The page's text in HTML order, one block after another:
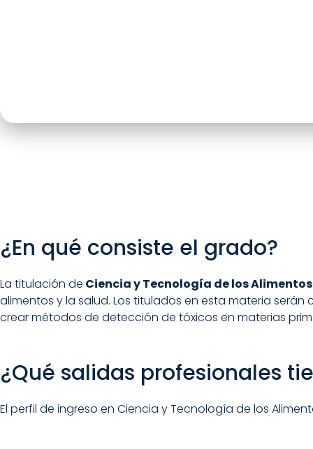
¿En qué consiste el grado?
La titulación de Ciencia y Tecnología de los Alimentos
alimentos y la salud. Los titulados en esta materia
crear métodos de detección de tóxicos en materias
¿Qué salidas profesionales
El perfil de ingreso en Ciencia y Tecnología de los